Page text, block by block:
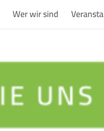
Wer wir sind